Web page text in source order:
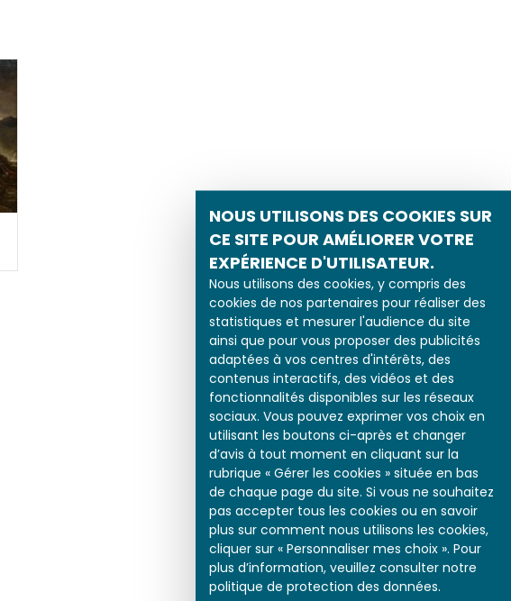
NOUS UTILISONS DES COOKIES SUR
CE SITE POUR AMÉLIORER VOTRE
EXPÉRIENCE D'UTILISATEUR.
Nous utilisons des cookies, y compris des
cookies de nos partenaires pour réaliser des
statistiques et mesurer l'audience du site
ainsi que pour vous proposer des publicités
adaptées à vos centres d'intérêts, des
contenus interactifs, des vidéos et des
fonctionnalités disponibles sur les réseaux
sociaux. Vous pouvez exprimer vos choix en
utilisant les boutons ci-après et changer
d’avis à tout moment en cliquant sur la
rubrique « Gérer les cookies » située en bas
de chaque page du site. Si vous ne souhaitez
pas accepter tous les cookies ou en savoir
plus sur comment nous utilisons les cookies,
cliquer sur « Personnaliser mes choix ». Pour
plus d’information, veuillez consulter notre
politique de protection des données.